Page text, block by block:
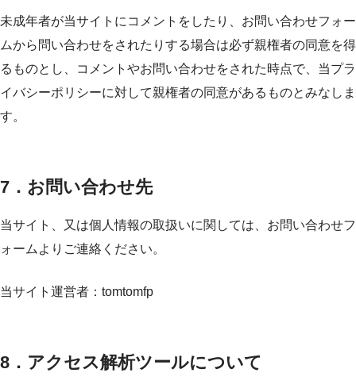
未成年者が当サイトにコメントをしたり、お問い合わせフォー
ムから問い合わせをされたりする場合は必ず親権者の同意を得
るものとし、コメントやお問い合わせをされた時点で、当プラ
イバシーポリシーに対して親権者の同意があるものとみなしま
す。
7．お問い合わせ先
当サイト、又は個人情報の取扱いに関しては、お問い合わせフ
ォームよりご連絡ください。
当サイト運営者：tomtomfp
8．アクセス解析ツールについて